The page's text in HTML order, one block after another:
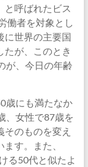
と呼ばれたビス
働者を対象とし
に世界の主要国
たが、このとき
が、今日の年齢
歳にも満たなか
、女性で87歳を
のものを変え
す。また、
る50代と似たよ